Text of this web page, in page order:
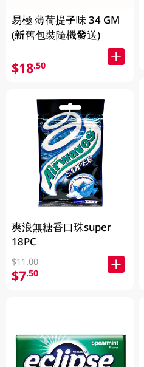
易極 薄荷提子味 34 GM
(新舊包裝隨機發送)
$18.50
爽浪無糖香口珠super
18PC
$11.00
$7.50